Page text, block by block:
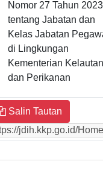
Nomor 27 Tahun 2023
tentang Jabatan dan
Kelas Jabatan
di Lingkungan
Kementerian Kelautan
dan Perikanan
Salin Tautan